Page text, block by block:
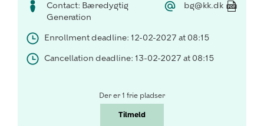
Contact: Bæredygtig
Generation
bg@kk.dk
Enrollment deadline: 12-02-2027 at 08:15
Cancellation deadline: 13-02-2027 at 08:15
Der er 1 frie pladser
Tilmeld